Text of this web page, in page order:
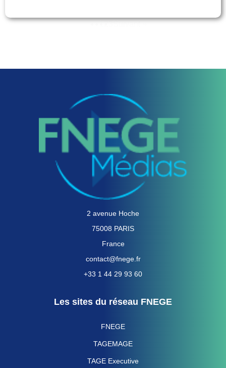
123Suivant »
2 avenue Hoche
75008 PARIS
France
contact@fnege.fr
+33 1 44 29 93 60
Les sites du réseau FNEGE
FNEGE
TAGEMAGE
TAGE Executive